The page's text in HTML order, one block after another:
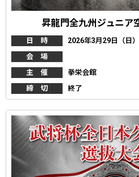
昇龍門全九州ジュニア
日 時
2026年3月29日（日）
会 場
主 催
拳栄会館
締 切
終了